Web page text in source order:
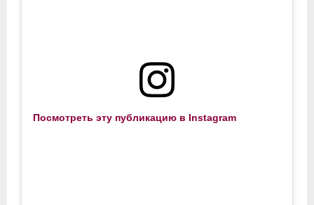
Посмотреть эту публикацию в Instagram